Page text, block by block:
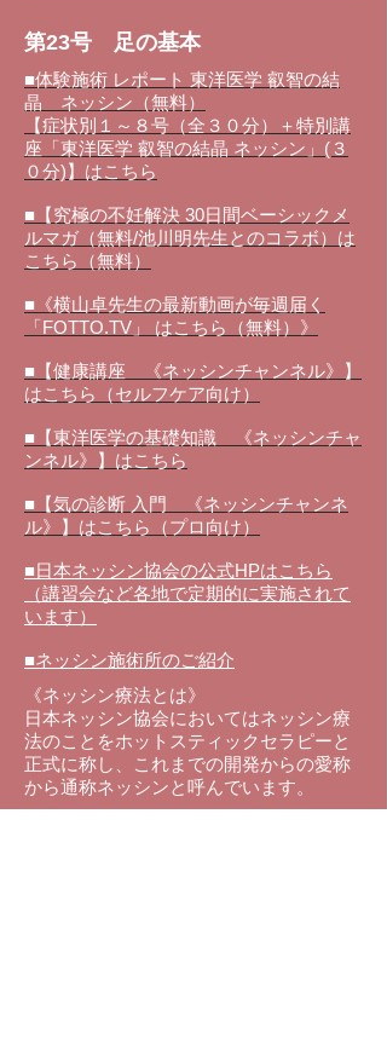
第23号 足の基本
■体験施術 レポート 東洋医学 叡智の結
晶 ネッシン（無料）
【症状別１～８号（全３０分）＋特別講
座「東洋医学 叡智の結晶 ネッシン」(３
０分)】はこちら
■【究極の不妊解決 30日間ベーシックメ
ルマガ（無料/池川明先生とのコラボ）は
こちら（無料）
■《横山卓先生の最新動画が毎週届く
「FOTTO.TV」 はこちら（無料）》
■【健康講座 《ネッシンチャンネル》】
はこちら（セルフケア向け）
■【東洋医学の基礎知識 《ネッシンチャ
ンネル》】はこちら
■【気の診断 入門 《ネッシンチャンネ
ル》】はこちら（プロ向け）
■日本ネッシン協会の公式HPはこちら
（講習会など各地で定期的に実施されて
います）
■ネッシン施術所のご紹介
《ネッシン療法とは》
日本ネッシン協会においてはネッシン療
法のことをホットスティックセラピーと
正式に称し、これまでの開発からの愛称
から通称ネッシンと呼んでいます。